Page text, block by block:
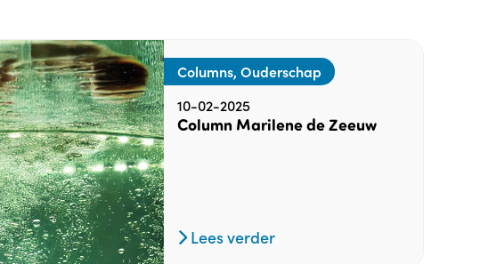
Columns, Ouderschap
10-02-2025
Column Marilene de Zeeuw
Lees verder